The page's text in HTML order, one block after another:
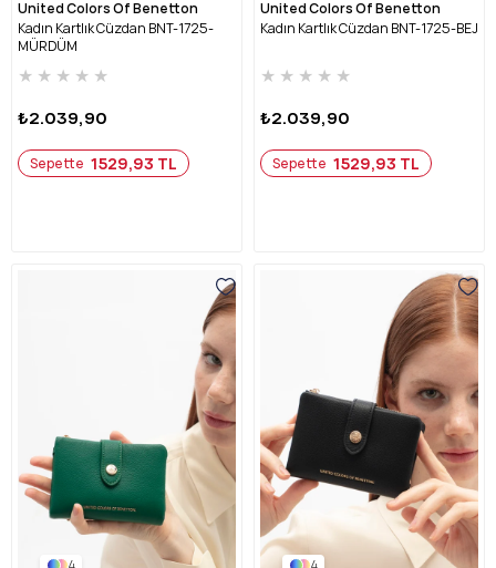
United Colors Of Benetton
Kadın Kartlık Cüzdan BNT-1725-
MÜRDÜM
★ ★ ★ ★ ★
₺2.039,90
Sepette 1529,93 TL
United Colors Of Benetton
Kadın Kartlık Cüzdan BNT-1725-BEJ
★ ★ ★ ★ ★
₺2.039,90
Sepette 1529,93 TL
4 4